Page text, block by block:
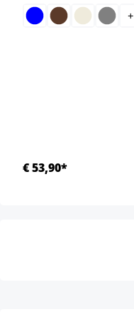
+
€ 53,90*